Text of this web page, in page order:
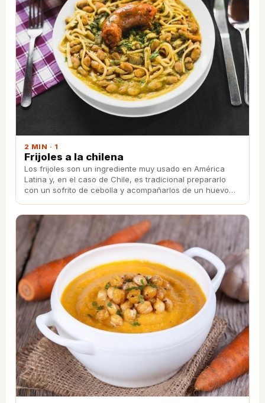
2 MIN · 1
Frijoles a la chilena
Los frijoles son un ingrediente muy usado en América
Latina y, en el caso de Chile, es tradicional prepararlo
con un sofrito de cebolla y acompañarlos de un huevo